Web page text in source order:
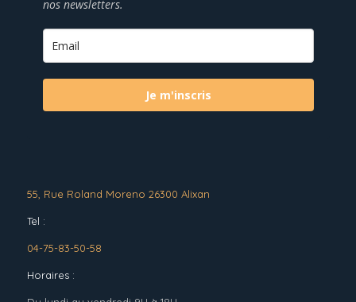
nos newsletters.
Je m'inscris
55, Rue Roland Moreno 26300 Alixan
Tel :
04-75-83-50-58
Horaires :